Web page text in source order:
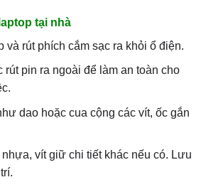
tại nhà
và rút phích cắm sạc ra khỏi ổ điện.
rút pin ra ngoài để làm an toàn cho
dao hoặc cua cộng các vít, ốc gắn
nhựa, vít giữ chi tiết khác nếu có. Lưu